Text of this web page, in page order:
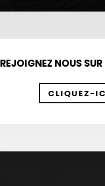
REJOIGNEZ NOUS
CLIQUEZ-